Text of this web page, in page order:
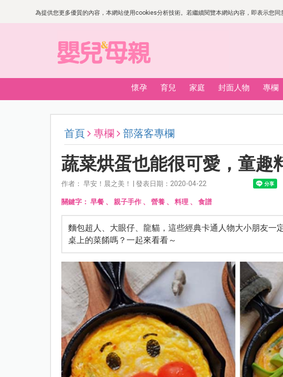
為提供您更多優質的內容，本網站使用cookies分析技術。若繼續閱覽本網站內容，即表示您
懷孕 育兒 家庭 封面人物 專欄
首頁 專欄 部落客專欄
蔬菜烘蛋也能很可愛，童趣
作者： 早安！晨之美！ | 發表日期：2020-04-22
關鍵字： 早餐、 親子手作、 營養、 料理、 食譜
麵包超人、大眼仔、龍貓，這些經典卡通人物大小朋友一
桌上的菜餚嗎？一起來看看～